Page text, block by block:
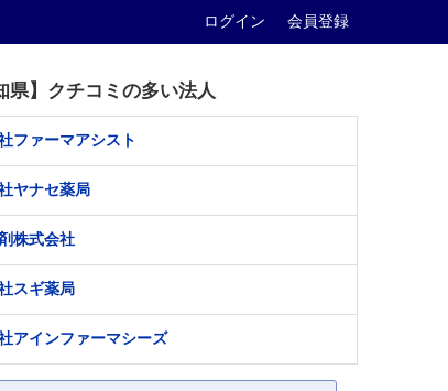
ログイン 会員登録
県】クチコミの多い法人
ファーマアシスト
ヤナセ薬局
株式会社
スギ薬局
アインファーマシーズ